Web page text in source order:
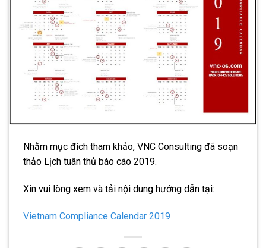
Nhằm mục đích tham khảo, VNC Consulting đã soạn
thảo Lịch tuân thủ báo cáo 2019.
Xin vui lòng xem và tải nội dung hướng dẫn tại:
Vietnam Compliance Calendar 2019